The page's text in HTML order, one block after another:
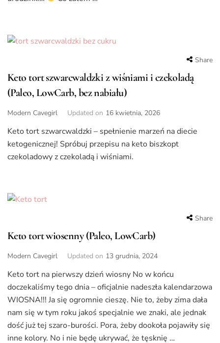
Share
Keto tort szwarcwaldzki z wiśniami i czekoladą
(Paleo, LowCarb, bez nabiału)
Modern Cavegirl Updated on 16 kwietnia, 2026
Keto tort szwarcwaldzki – spełnienie marzeń na diecie
ketogenicznej! Spróbuj przepisu na keto biszkopt
czekoladowy z czekoladą i wiśniami.
Share
Keto tort wiosenny (Paleo, LowCarb)
Modern Cavegirl Updated on 13 grudnia, 2024
Keto tort na pierwszy dzień wiosny No w końcu
doczekaliśmy tego dnia – oficjalnie nadeszła kalendarzowa
WIOSNA!!! Ja się ogromnie cieszę. Nie to, żeby zima dała
nam się w tym roku jakoś specjalnie we znaki, ale jednak
dość już tej szaro-burości. Pora, żeby dookoła pojawiły się
inne kolory. No i nie będę ukrywać, że tęsknię …